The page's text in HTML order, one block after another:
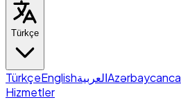
Türkçe
TürkçeEnglishالعربيةAzərbaycanca
Hizmetler